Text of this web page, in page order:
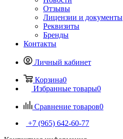
Отзывы
Лицензии и документы
Реквизиты
Бренды
Контакты
Личный кабинет
Корзина0
Избранные товары0
Сравнение товаров0
+7 (965) 642-60-77